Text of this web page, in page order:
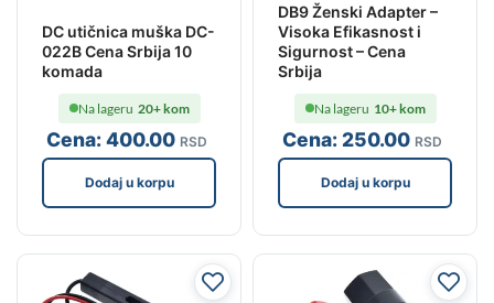
DC utičnica muška DC-
022B Cena Srbija 10
komada
Cena:400.00 RSD
Na lageru 20+ kom
Dodaj u korpu
DB9 Ženski Adapter –
Visoka Efikasnost i
Sigurnost – Cena
Srbija
Cena: 250.00 RSD
Na lageru 10+ kom
Dodaj u korpu